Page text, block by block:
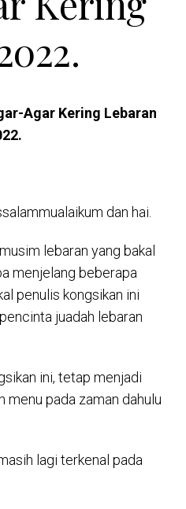
Agar Kering Lebaran
dan hai.
lebaran yang bakal
menjelang beberapa
penulis kongsikan ini
juadah lebaran
ini, tetap menjadi
menu pada zaman dahulu
lagi terkenal pada